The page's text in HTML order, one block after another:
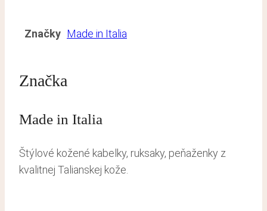
Značky Made in Italia
Značka
Made in Italia
Štýlové kožené kabelky, ruksaky, peňaženky z
kvalitnej Talianskej kože.